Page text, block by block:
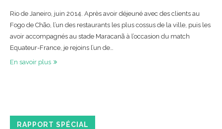
Rio de Janeiro, juin 2014. Après avoir déjeuné avec des clients au
Fogo de Chão, l’un des restaurants les plus cossus de la ville, puis les
avoir accompagnés au stade Maracanã à l’occasion du match
Equateur-France, je rejoins l’un de…
En savoir plus
RAPPORT SPÉCIAL